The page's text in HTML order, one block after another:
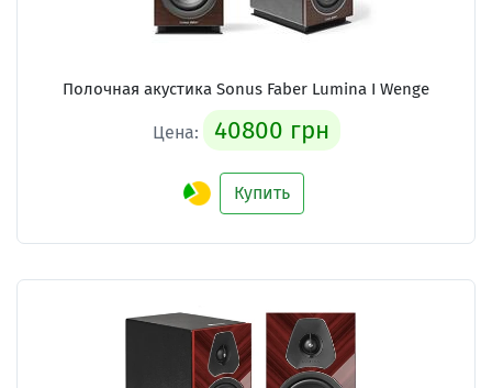
Полочная акустика Sonus Faber Lumina I Wenge
Цена: 40800 грн
Купить